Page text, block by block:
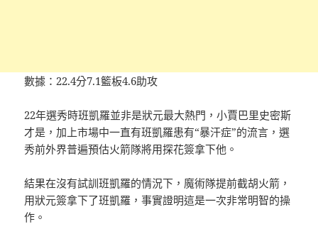
數據：22.4分7.1籃板4.6助攻
22年選秀時班凱羅並非是狀元最大熱門，小賈巴里史密斯
才是，加上市場中一直有班凱羅患有“暴汗症”的流言，選
秀前外界普遍預估火箭隊將用探花簽拿下他。
結果在沒有試訓班凱羅的情況下，魔術隊提前截胡火箭，
用狀元簽拿下了班凱羅，事實證明這是一次非常明智的操
作。